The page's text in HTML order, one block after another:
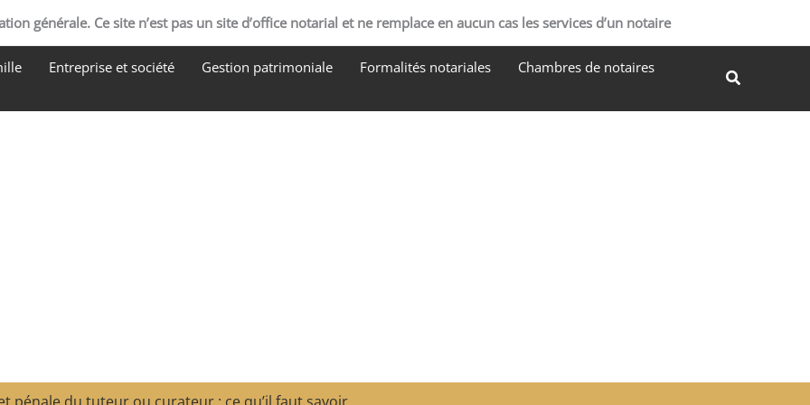
générale. Ce site n’est pas un site d’office notarial et ne remplace en aucun cas les services d’un notaire
Entreprise et société Gestion patrimoniale Formalités notariales
Chambres de notaires
Rechercher
e